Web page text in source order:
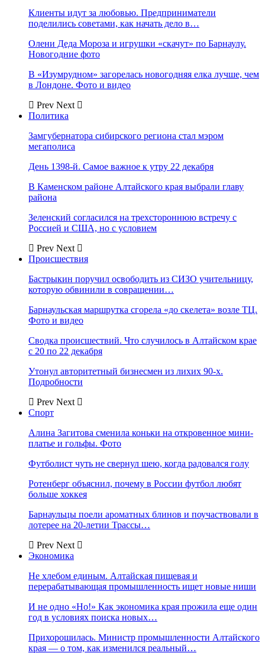
Клиенты идут за любовью. Предприниматели
поделились советами, как начать дело в…
Олени Деда Мороза и игрушки «скачут» по Барнаулу.
Новогодние фото
В «Изумрудном» загорелась новогодняя елка лучше, чем
в Лондоне. Фото и видео
Prev Next
Политика
Замгубернатора сибирского региона стал мэром
мегаполиса
День 1398-й. Самое важное к утру 22 декабря
В Каменском районе Алтайского края выбрали главу
района
Зеленский согласился на трехстороннюю встречу с
Россией и США, но с условием
Prev Next
Происшествия
Бастрыкин поручил освободить из СИЗО учительницу,
которую обвинили в совращении…
Барнаульская маршрутка сгорела «до скелета» возле ТЦ.
Фото и видео
Сводка происшествий. Что случилось в Алтайском крае
с 20 по 22 декабря
Утонул авторитетный бизнесмен из лихих 90-х.
Подробности
Prev Next
Спорт
Алина Загитова сменила коньки на откровенное мини-
платье и гольфы. Фото
Футболист чуть не свернул шею, когда радовался голу
Ротенберг объяснил, почему в России футбол любят
больше хоккея
Барнаульцы поели ароматных блинов и поучаствовали в
лотерее на 20-летии Трассы…
Prev Next
Экономика
Не хлебом единым. Алтайская пищевая и
перерабатывающая промышленность ищет новые ниши
И не одно «Но!» Как экономика края прожила еще один
год в условиях поиска новых…
Прихорошилась. Министр промышленности Алтайского
края — о том, как изменился реальный…